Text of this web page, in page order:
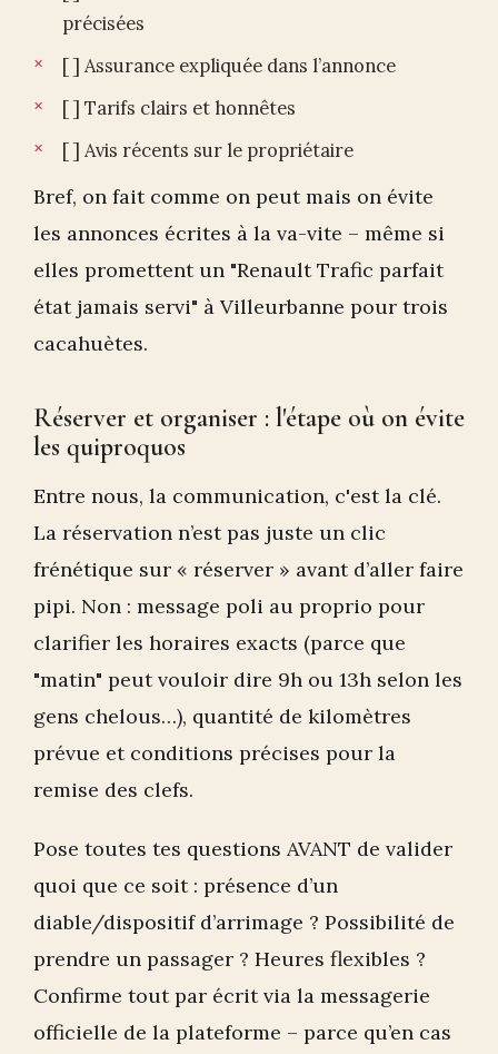
précisées
[ ] Assurance expliquée dans l’annonce
[ ] Tarifs clairs et honnêtes
[ ] Avis récents sur le propriétaire
Bref, on fait comme on peut mais on évite
les annonces écrites à la va-vite – même si
elles promettent un "Renault Trafic parfait
état jamais servi" à Villeurbanne pour trois
cacahuètes.
Réserver et organiser : l'étape où on évite
les quiproquos
Entre nous, la communication, c'est la clé.
La réservation n’est pas juste un clic
frénétique sur « réserver » avant d’aller faire
pipi. Non : message poli au proprio pour
clarifier les horaires exacts (parce que
"matin" peut vouloir dire 9h ou 13h selon les
gens chelous…), quantité de kilomètres
prévue et conditions précises pour la
remise des clefs.
Pose toutes tes questions AVANT de valider
quoi que ce soit : présence d’un
diable/dispositif d’arrimage ? Possibilité de
prendre un passager ? Heures flexibles ?
Confirme tout par écrit via la messagerie
officielle de la plateforme – parce qu’en cas